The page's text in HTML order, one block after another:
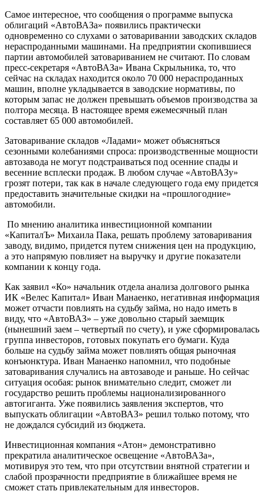
Самое интересное, что сообщения о программе выпуска
облигаций «АвтоВАЗа» появились практически
одновременно со слухами о затоваривании заводских складов
нераспроданными машинами. На предприятии скопившиеся
партии автомобилей затовариванием не считают. По словам
пресс-секретаря «АвтоВАЗа» Ивана Скрыльника, то, что
сейчас на складах находится около 70 000 нераспроданных
машин, вполне укладывается в заводские нормативы, по
которым запас не должен превышать объемов производства за
полтора месяца. В настоящее время ежемесячный план
составляет 65 000 автомобилей.
Затоваривание складов «Ладами» может объясняться
сезонными колебаниями спроса: производственные мощности
автозавода не могут подстраиваться под осенние спады и
весенние всплески продаж. В любом случае «АвтоВАЗу»
грозят потери, так как в начале следующего года ему придется
предоставить значительные скидки на «прошлогодние»
автомобили.
По мнению аналитика инвестиционной компании
«КапиталЪ» Михаила Пака, решать проблему затоваривания
заводу, видимо, придется путем снижения цен на продукцию,
а это напрямую повлияет на выручку и другие показатели
компании к концу года.
Как заявил «Ко» начальник отдела анализа долгового рынка
ИК «Велес Капитал» Иван Манаенко, негативная информация
может отчасти повлиять на судьбу займа, но надо иметь в
виду, что «АвтоВАЗ» – уже довольно старый заемщик
(нынешний заем – четвертый по счету), и уже сформировалась
группа инвесторов, готовых покупать его бумаги. Куда
больше на судьбу займа может повлиять общая рыночная
конъюнктура. Иван Манаенко напомнил, что подобные
затоваривания случались на автозаводе и раньше. Но сейчас
ситуация особая: рынок внимательно следит, сможет ли
государство решить проблемы национализированного
автогиганта. Уже появились заявления экспертов, что
выпускать облигации «АвтоВАЗ» решил только потому, что
не дождался субсидий из бюджета.
Инвестиционная компания «Атон» демонстративно
прекратила аналитическое освещение «АвтоВАЗа»,
мотивируя это тем, что при отсутствии внятной стратегии и
слабой прозрачности предприятие в ближайшее время не
сможет стать привлекательным для инвесторов.